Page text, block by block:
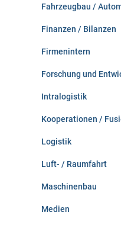
Fahrzeugbau /
Finanzen / Bilanzen
Firmenintern
Forschung und
Intralogistik
Kooperationen /
Logistik
Luft- / Raumfahrt
Maschinenbau
Medien